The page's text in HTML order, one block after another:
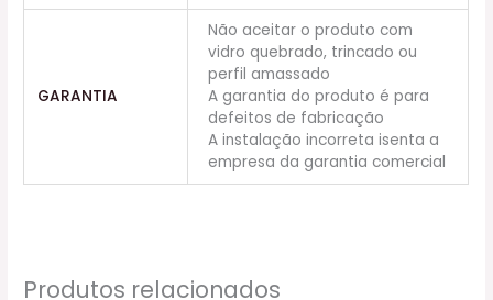
GARANTIA
Não aceitar o produto com
vidro quebrado, trincado ou
perfil amassado
A garantia do produto é para
defeitos de fabricação
A instalação incorreta isenta a
empresa da garantia comercial
Produtos relacionados